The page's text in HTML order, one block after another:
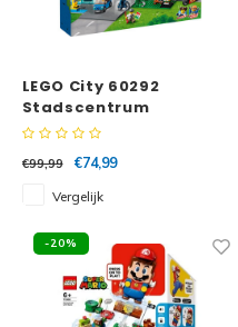
LEGO City 60292
Stadscentrum
€99,99
€74,99
Vergelijk
-20%